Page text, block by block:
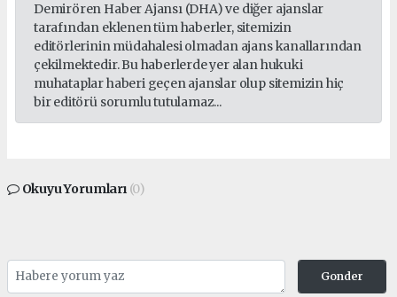
Demirören Haber Ajansı (DHA) ve diğer ajanslar
tarafından eklenen tüm haberler, sitemizin
editörlerinin müdahalesi olmadan ajans kanallarından
çekilmektedir. Bu haberlerde yer alan hukuki
muhataplar haberi geçen ajanslar olup sitemizin hiç
bir editörü sorumlu tutulamaz...
Okuyu Yorumları (0)
Gonder